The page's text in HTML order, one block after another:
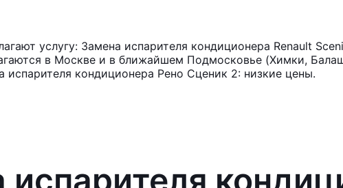
услугу: Замена испарителя кондиционера Renault
в Москве и в ближайшем Подмосковье (Химки,
кондиционера Рено Сценик 2: низкие цены.